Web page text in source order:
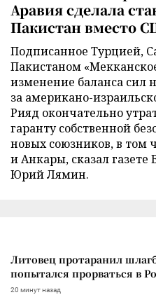
Аравия сделала
Пакистан вместо
Подписанное Турцией,
Пакистаном
изменение баланса сил
за американо-
Рияд окончательно
гаранту собственной
новых союзников, в том
и Анкары, сказал
Юрий Лямин.
Литовец протаранил
попытался прорваться в
20 минут назад